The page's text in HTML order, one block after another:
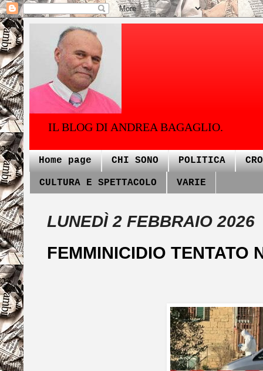
IL BLOG DI ANDREA BAGAGLIO.
Home page CHI SONO POLITICA
CULTURA E SPETTACOLO VARIE
LUNEDÌ 2 FEBBRAIO 2026
FEMMINICIDIO TENTATO